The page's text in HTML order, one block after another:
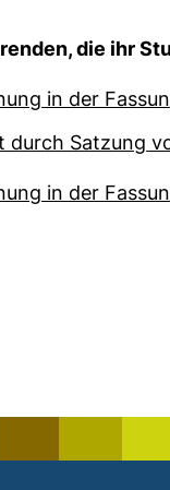
die ihr
in der
durch Satzung
in der